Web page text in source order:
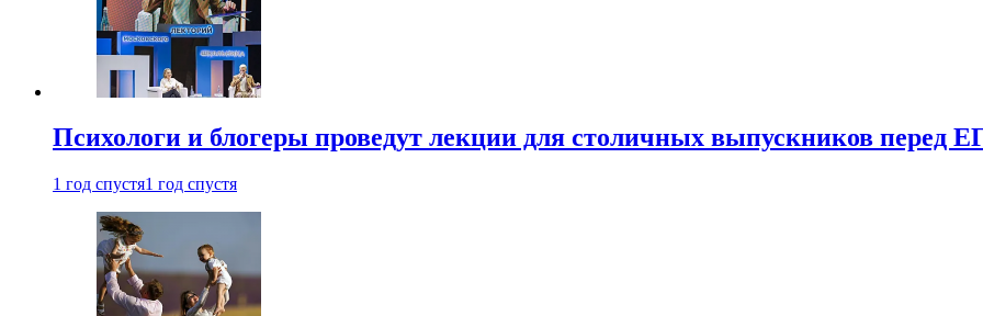
Психологи и блогеры проведут лекции для столичных выпускников перед
1 год спустя1 год спустя